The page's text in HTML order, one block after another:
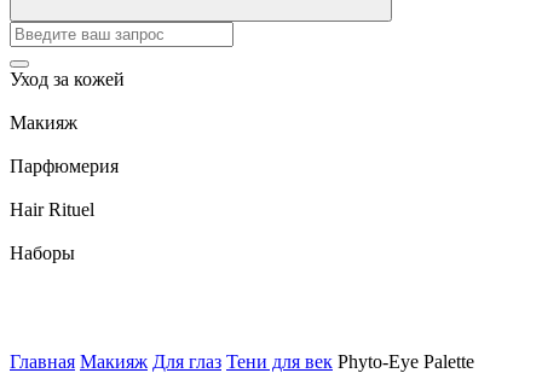
Уход за кожей
Макияж
Парфюмерия
Hair Rituel
Наборы
Главная Макияж Для глаз Тени для век Phyto-Eye Palette